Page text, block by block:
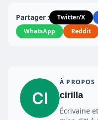
Partager : Twitter/X
WhatsApp
Reddit
À PROPOS
cirilla
Écrivaine